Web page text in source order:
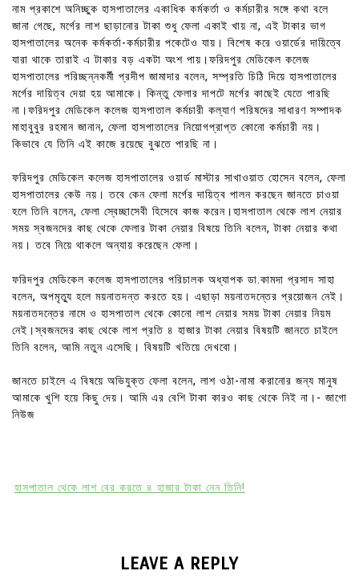
নাম প্রকাশে অনিচ্ছুক হাসপাতালের একাধিক কর্মকর্তা ও কর্মচারীর সঙ্গে কথা বলে
জানা গেছে, মর্গের লাশ ছাড়ানোর টাকা শুধু ফেলা একাই খায় না, এই টাকার ভাগ
হাসপাতালের অনেক কর্মকর্তা-কর্মচারীর পকেটেও যায়। বিশেষ করে ওয়ার্ডের দায়িত্বে
যারা থাকে তারাই এ টাকার বড় একটা অংশ পায়।ফরিদপুর মেডিকেল কলেজ
হাসপাতালের পরিচ্ছন্নকর্মী প্রদীপ জামাদার বলেন, সম্প্রতি চিঠি দিয়ে হাসপাতালের
মর্গের দায়িত্ব দেয়া হয় আমাকে। কিন্তু ফেলার দাপটে মর্গের কাছেই যেতে পারছি
না।ফরিদপুর মেডিকেল কলেজ হাসপাতাল কর্মচারী কল্যাণ পরিষদের সাধারণ সম্পাদক
মাহাবুবুর রহমান জানান, ফেলা হাসপাতালের নিয়োগপ্রাপ্ত কোনো কর্মচারী নয়।
কিভাবে যে তিনি এই কাজে রয়েছে বুঝতে পারছি না।
ফরিদপুর মেডিকেল কলেজ হাসপাতালের ওয়ার্ড মাস্টার সাখাওয়াত হোসেন বলেন, ফেলা
হাসপাতালের কেউ নয়। তবে কেন ফেলা মর্গের দায়িত্ব পালন করছেন জানতে চাওয়া
হলে তিনি বলেন, ফেলা স্বেচ্ছাসেবী হিসেবে কাজ করেন।হাসপাতাল থেকে লাশ নেয়ার
সময় স্বজনদের কাছ থেকে ফেলার টাকা নেয়ার বিষয়ে তিনি বলেন, টাকা নেয়ার কথা
নয়। তবে নিয়ে থাকলে অন্যায় করেছেন ফেলা।
ফরিদপুর মেডিকেল কলেজ হাসপাতালের পরিচালক অধ্যাপক ডা.কামদা প্রসাদ সাহা
বলেন, অপমৃত্যু হলে ময়নাতদন্ত করতে হয়। এছাড়া ময়নাতদন্তের প্রয়োজন নেই।
ময়নাতদন্তের নামে ও হাসপাতাল থেকে কোনো লাশ নেয়ার সময় টাকা নেয়ার নিয়ম
নেই।স্বজনদের কাছ থেকে লাশ প্রতি ৪ হাজার টাকা নেয়ার বিষয়টি জানতে চাইলে
তিনি বলেন, আমি নতুন এসেছি। বিষয়টি খতিয়ে দেখবো।
জানতে চাইলে এ বিষয়ে অভিযুক্ত ফেলা বলেন, লাশ ওঠা-নামা করানোর জন্য মানুষ
আমাকে খুশি হয়ে কিছু দেয়। আমি এর বেশি টাকা কারও কাছ থেকে নিই না।- জাগো
নিউজ
হাসপাতাল থেকে লাশ বের করতে ৪ হাজার টাকা নেন তিনি!
LEAVE A REPLY